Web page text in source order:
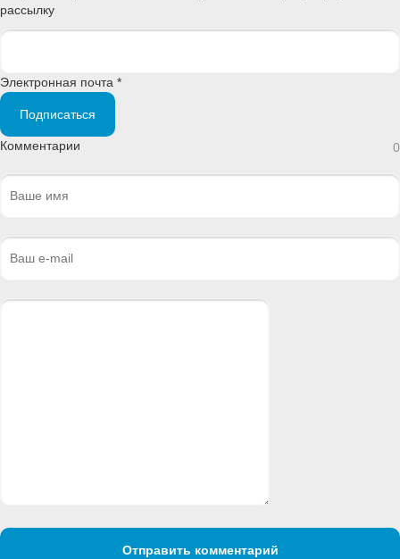
рассылку
Электронная почта *
Подписаться
Комментарии 0
Отправить комментарий